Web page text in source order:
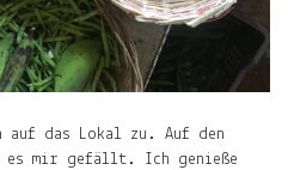
auf das Lokal zu. Auf den
es mir gefällt. Ich genieße